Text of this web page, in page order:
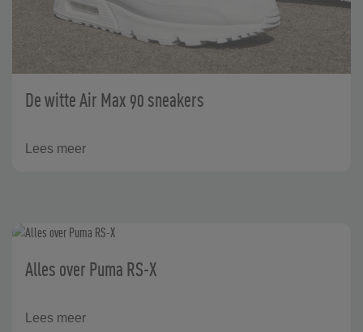
De witte Air Max 90 sneakers
Lees meer
Alles over Puma RS-X
Lees meer